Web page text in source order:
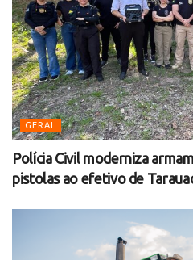
GERAL
Polícia Civil moderniza
pistolas ao efetivo de